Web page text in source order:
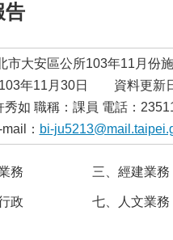
告
市大安區公所103年11月份
103年11月30日 資料更新
秀如 職稱：課員 電話：
mail： bi-
務 三、經建業務
政 七、人文業務